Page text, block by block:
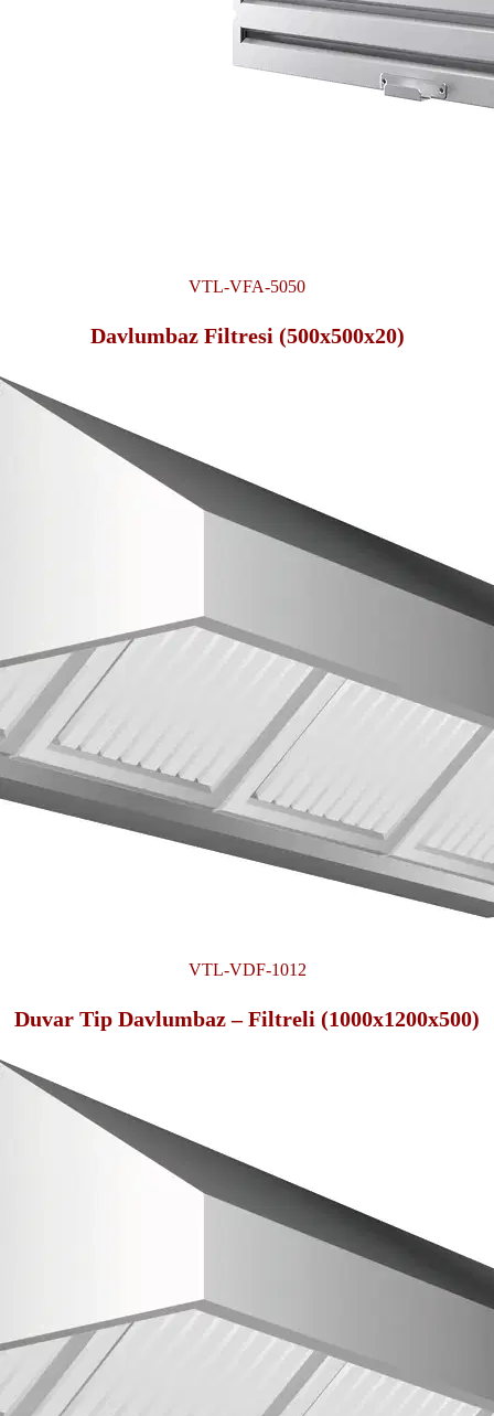
VTL-VFA-5050
Davlumbaz Filtresi (500x500x20)
VTL-VDF-1012
Duvar Tip Davlumbaz – Filtreli (1000x1200x500)